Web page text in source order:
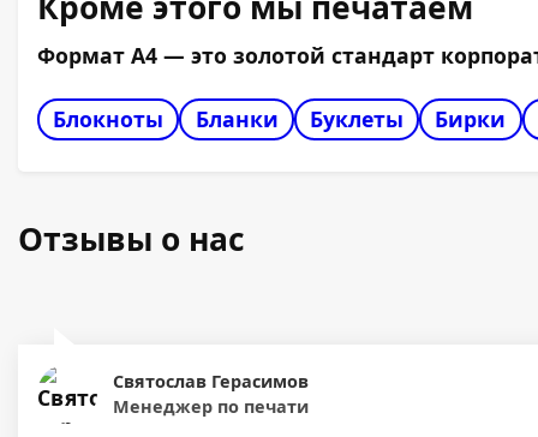
Формат А4 — это золотой стандарт
Блокноты Бланки Буклеты Бирки
Отзывы о нас
Святослав Герасимов
Менеджер по печати